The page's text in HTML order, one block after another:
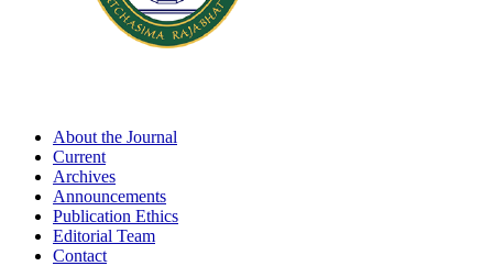
About the Journal
Current
Archives
Announcements
Publication Ethics
Editorial Team
Contact